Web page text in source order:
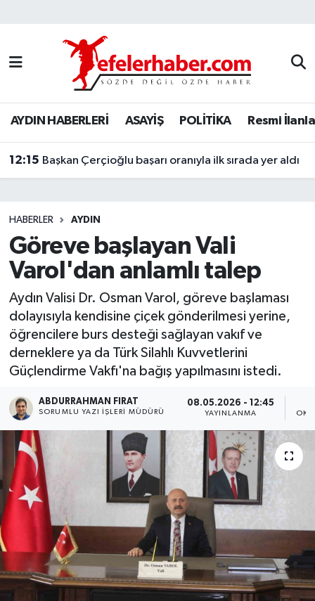
AYDIN HABERLERİ ASAYİŞ POLİTİKA Resmi
12:15 Başkan Çerçioğlu başarı oranıyla ilk sırada yer aldı
HABERLER AYDIN
Göreve başlayan Vali
Varol'dan anlamlı talep
Aydın Valisi Dr. Osman Varol, göreve başlaması
dolayısıyla kendisine çiçek gönderilmesi yerine,
öğrencilere burs desteği sağlayan vakıf ve
derneklere ya da Türk Silahlı Kuvvetlerini
Güçlendirme Vakfı'na bağış yapılmasını istedi.
ABDURRAHMAN FIRAT
SORUMLU YAZI İŞLERI MÜDÜRÜ
08.05.2026 - 12:45
YAYINLANMA
Nöbetçi Eczaneler
Hava Durumu
Aydin Namaz Vakitleri
Trafik Durumu
Son Dakika Haberleri
Haber Arşivi